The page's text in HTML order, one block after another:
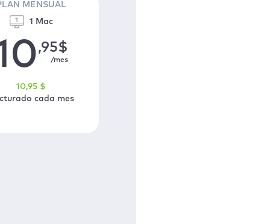
MENSUAL
1 Mac
,95$
/mes
10,95 $
cada mes